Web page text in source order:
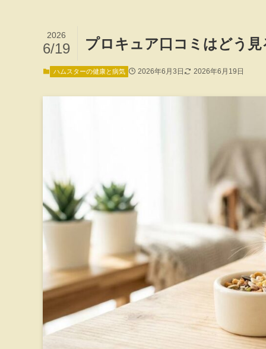
プロキュア口コミはどう
2026
6/19
ハムスターの健康と病気 2026年6月3日 2026年6月19日